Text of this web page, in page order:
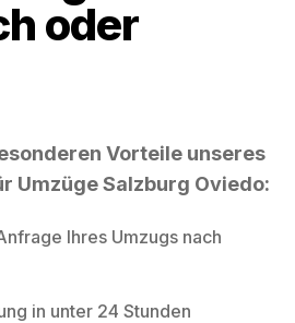
oder
Vorteile unseres
Umzüge Salzburg Oviedo:
Ihres Umzugs nach
in unter 24 Stunden